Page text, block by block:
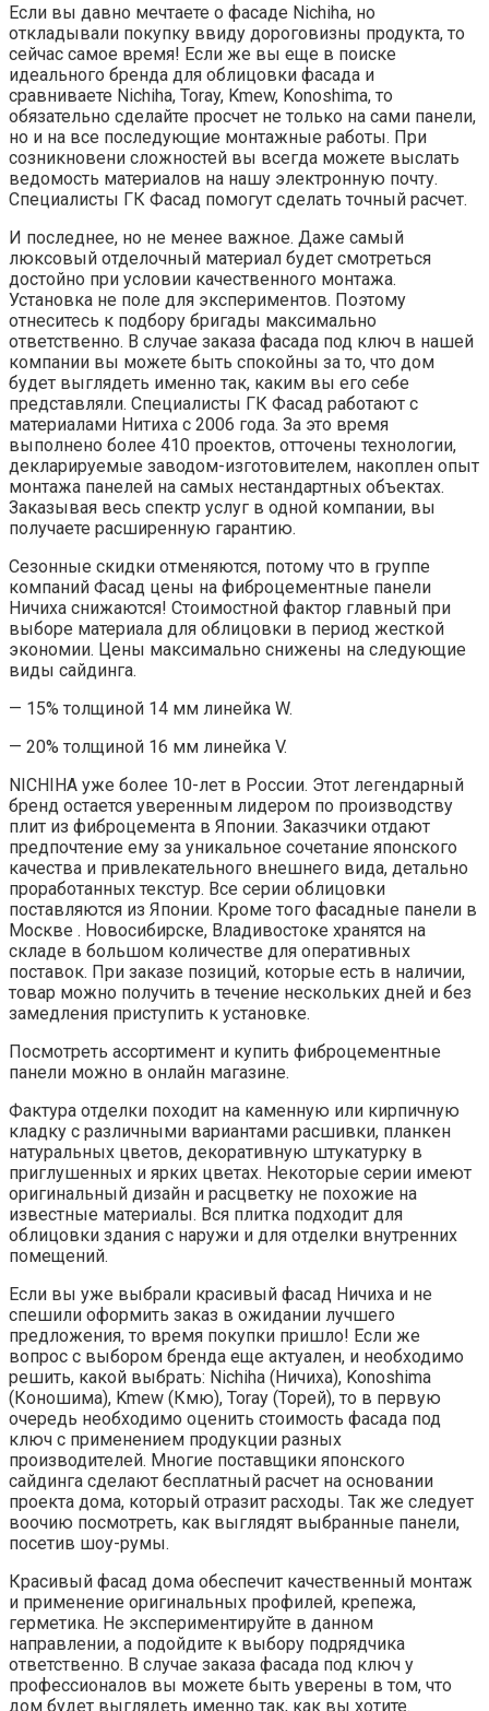
Если вы давно мечтаете о фасаде Nichiha, но
откладывали покупку ввиду дороговизны продукта, то
сейчас самое время! Если же вы еще в поиске
идеального бренда для облицовки фасада и
сравниваете Nichiha, Toray, Kmew, Konoshima, то
обязательно сделайте просчет не только на сами панели,
но и на все последующие монтажные работы. При
созникновени сложностей вы всегда можете выслать
ведомость материалов на нашу электронную почту.
Специалисты ГК Фасад помогут сделать точный расчет.
И последнее, но не менее важное. Даже самый
люксовый отделочный материал будет смотреться
достойно при условии качественного монтажа.
Установка не поле для экспериментов. Поэтому
отнеситесь к подбору бригады максимально
ответственно. В случае заказа фасада под ключ в нашей
компании вы можете быть спокойны за то, что дом
будет выглядеть именно так, каким вы его себе
представляли. Специалисты ГК Фасад работают с
материалами Нитиха с 2006 года. За это время
выполнено более 410 проектов, отточены технологии,
декларируемые заводом-изготовителем, накоплен опыт
монтажа панелей на самых нестандартных объектах.
Заказывая весь спектр услуг в одной компании, вы
получаете расширенную гарантию.
Сезонные скидки отменяются, потому что в группе
компаний Фасад цены на фиброцементные панели
Ничиха снижаются! Стоимостной фактор главный при
выборе материала для облицовки в период жесткой
экономии. Цены максимально снижены на следующие
виды сайдинга.
— 15% толщиной 14 мм линейка W.
— 20% толщиной 16 мм линейка V.
NICHIHA уже более 10-лет в России. Этот легендарный
бренд остается уверенным лидером по производству
плит из фиброцемента в Японии. Заказчики отдают
предпочтение ему за уникальное сочетание японского
качества и привлекательного внешнего вида, детально
проработанных текстур. Все серии облицовки
поставляются из Японии. Кроме того фасадные панели в
Москве . Новосибирске, Владивостоке хранятся на
складе в большом количестве для оперативных
поставок. При заказе позиций, которые есть в наличии,
товар можно получить в течение нескольких дней и без
замедления приступить к установке.
Посмотреть ассортимент и купить фиброцементные
панели можно в онлайн магазине.
Фактура отделки походит на каменную или кирпичную
кладку с различными вариантами расшивки, планкен
натуральных цветов, декоративную штукатурку в
приглушенных и ярких цветах. Некоторые серии имеют
оригинальный дизайн и расцветку не похожие на
известные материалы. Вся плитка подходит для
облицовки здания с наружи и для отделки внутренних
помещений.
Если вы уже выбрали красивый фасад Ничиха и не
спешили оформить заказ в ожидании лучшего
предложения, то время покупки пришло! Если же
вопрос с выбором бренда еще актуален, и необходимо
решить, какой выбрать: Nichiha (Ничиха), Konoshima
(Коношима), Kmew (Кмю), Toray (Торей), то в первую
очередь необходимо оценить стоимость фасада под
ключ с применением продукции разных
производителей. Многие поставщики японского
сайдинга сделают бесплатный расчет на основании
проекта дома, который отразит расходы. Так же следует
воочию посмотреть, как выглядят выбранные панели,
посетив шоу-румы.
Красивый фасад дома обеспечит качественный монтаж
и применение оригинальных профилей, крепежа,
герметика. Не экспериментируйте в данном
направлении, а подойдите к выбору подрядчика
ответственно. В случае заказа фасада под ключ у
профессионалов вы можете быть уверены в том, что
дом будет выглядеть именно так, как вы хотите.